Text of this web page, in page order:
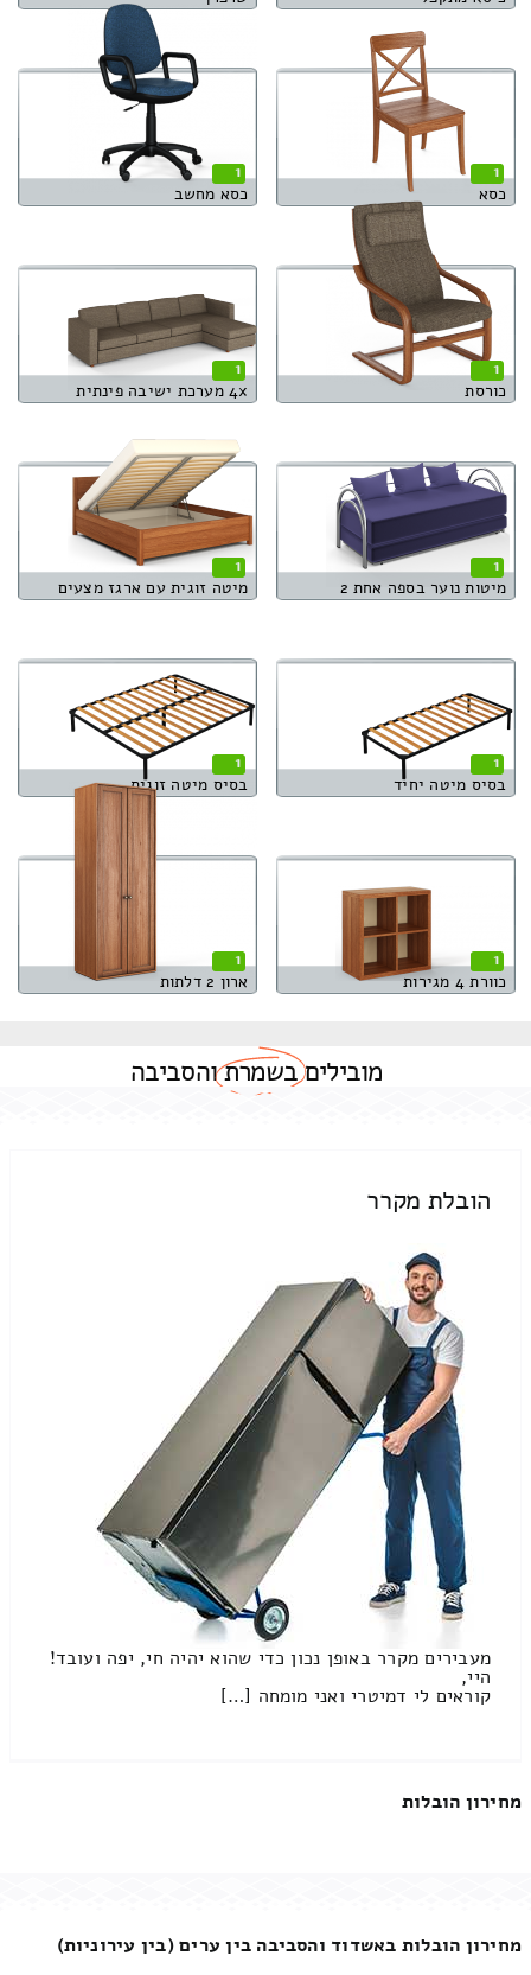
1
כסא
1
כסא מחשב
1
כורסת
1
4x מערכת ישיבה פינתית
1
מיטות נוער בספה אחת 2
1
מיטה זוגית עם ארגז מצעים
1
בסיס מיטה יחיד
1
בסיס מיטה זוגית
1
כוורת 4 מגירות
1
ארון 2 דלתות
מוביליםבשמרתוהסביבה
הובלת מקרר
מעבירים מקרר באופן נכון כדי שהוא יהיה חי, יפה ועובד!
היי,
קוראים לי דמיטרי ואני מומחה […]
מחירון הובלות
מחירון הובלות באשדוד והסביבה בין ערים (בין עירוניות)